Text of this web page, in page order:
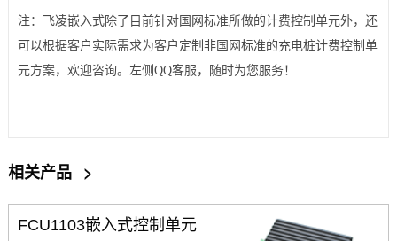
注：飞凌嵌入式除了目前针对国网标准所做的计费控制单元外，还
可以根据客户实际需求为客户定制非国网标准的充电桩计费控制单
元方案，欢迎咨询。左侧QQ客服，随时为您服务！
相关产品 >
FCU1103嵌入式控制单元